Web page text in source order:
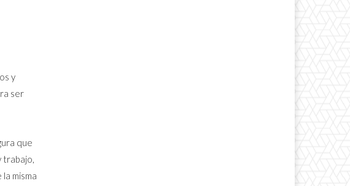
y
ser
que
trabajo,
misma